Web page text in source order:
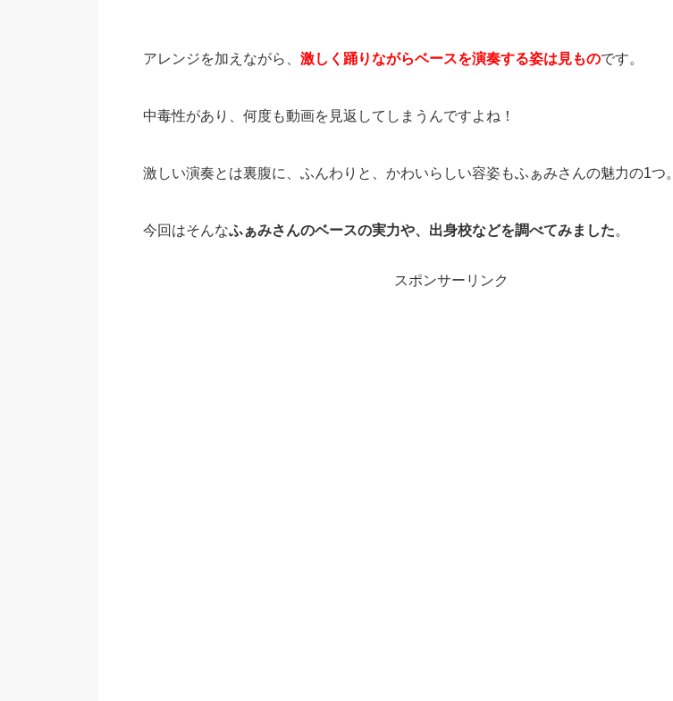
アレンジを加えながら、 激しく踊りながらベースを演奏する姿は見ものです。
中毒性があり、何度も動画を見返してしまうんですよね！
激しい演奏とは裏腹に、ふんわりと、かわいらしい容姿もふぁみさんの魅力の1つ。
今回はそんなふぁみさんのベースの実力や、出身校などを調べてみました。
スポンサーリンク